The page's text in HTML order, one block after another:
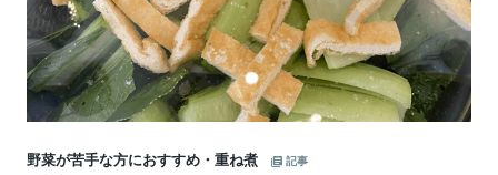
野菜が苦手な方におすすめ・重ね煮
記事